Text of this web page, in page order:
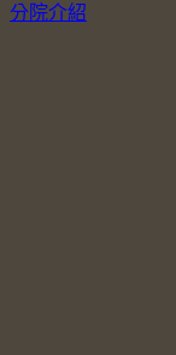
分院介紹